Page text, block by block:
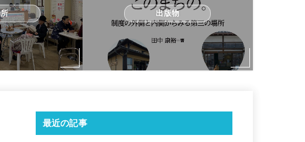
出版物
最近の記事